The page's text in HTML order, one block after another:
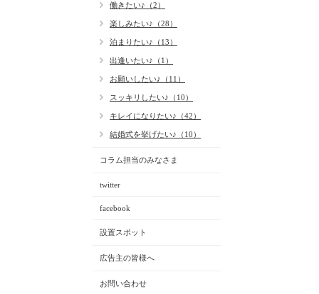
働きたい♪（2）
楽しみたい♪（28）
泊まりたい♪（13）
出逢いたい♪（1）
お願いしたい♪（11）
スッキリしたい♪（10）
キレイになりたい♪（42）
結婚式を挙げたい♪（10）
コラム担当のみなさま
twitter
facebook
設置スポット
広告主の皆様へ
お問い合わせ